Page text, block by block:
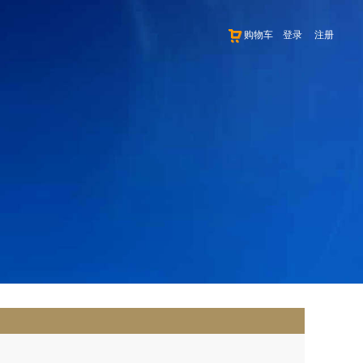
登录 注册
购物车